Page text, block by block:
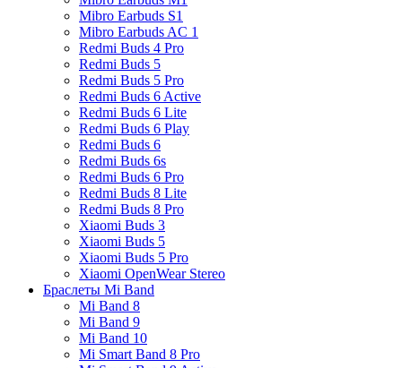
Mibro Earbuds S1
Mibro Earbuds AC 1
Redmi Buds 4 Pro
Redmi Buds 5
Redmi Buds 5 Pro
Redmi Buds 6 Active
Redmi Buds 6 Lite
Redmi Buds 6 Play
Redmi Buds 6
Redmi Buds 6s
Redmi Buds 6 Pro
Redmi Buds 8 Lite
Redmi Buds 8 Pro
Xiaomi Buds 3
Xiaomi Buds 5
Xiaomi Buds 5 Pro
Xiaomi OpenWear Stereo
Браслеты Mi Band
Mi Band 8
Mi Band 9
Mi Band 10
Mi Smart Band 8 Pro